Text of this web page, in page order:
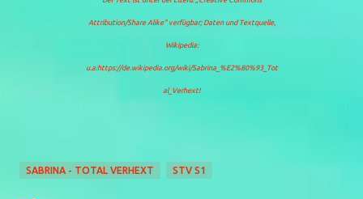
Attribution/Share Alike“verfügbar; Daten und Textquelle,
Wikipedia:
u.a:https://de.wikipedia.org/wiki/Sabrina_%E2%80%93_Tot
al_Verhext!
SABRINA - TOTAL VERHEXT STV S1